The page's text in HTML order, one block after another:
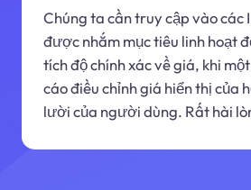
Chúng ta cần truy cập vào các
được nhắm mục tiêu linh hoạt
tích độ chính xác về giá, khi
cáo điều chỉnh giá hiển thị của
lười của người dùng. Rất hài